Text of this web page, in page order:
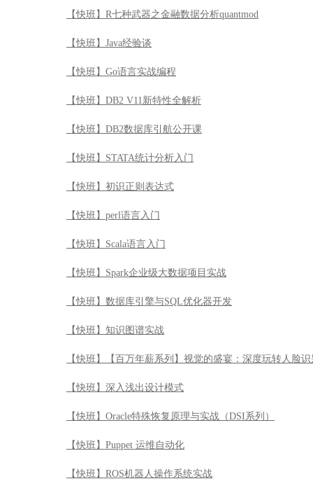
【快班】R七种武器之文本挖掘包tm
【快班】R七种武器之可视化JS库HTMLWidgets包
【快班】R七种武器之数据加工厂plyr
【快班】R七种武器之交互化展示包shiny
【快班】R七种武器之网络爬虫RCurl
【快班】R七种武器之金融数据分析quantmod
【快班】Java经验谈
【快班】Go语言实战编程
【快班】DB2 V11新特性全解析
【快班】DB2数据库引航公开课
【快班】STATA统计分析入门
【快班】初识正则表达式
【快班】perl语言入门
【快班】Scala语言入门
【快班】Spark企业级大数据项目实战
【快班】数据库引擎与SQL优化器开发
【快班】知识图谱实战